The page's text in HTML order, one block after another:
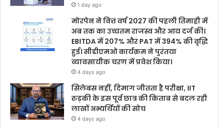
1 day ago
मोरपेन ने वित्त वर्ष 2027 की पहली तिमाही में
अब तक का उच्चतम राजस्व और आय दर्ज की।
EBITDA में 207% और PAT में 394% की वृद्धि
हुई। सीडीएमओ कार्यक्रम ने पुरंतया
व्यावसायीक चरण में प्रवेश किया।
4 days ago
सिलेबस नहीं, दिमाग जीतता है परीक्षा, IIT
रुड़की के इस पूर्व छात्र की किताब से बदल रही
लाखों अभ्यर्थियों की सोच
4 days ago